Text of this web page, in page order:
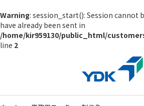
Warning: session_start(): Session cannot
have already been sent in
/home/kir959130/public_html/
line 2